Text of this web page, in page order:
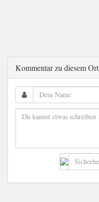
Kommentar zu diesem Ort